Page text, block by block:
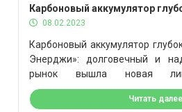
Карбоновый аккумулятор
«Вектор Энерджи»:
08.02.2023
Карбоновый аккумулятор
Энерджи»: долговечный и
рынок вышла новая
аккумуляторов “Вектор
несколько дороже, чем их
Читать далее